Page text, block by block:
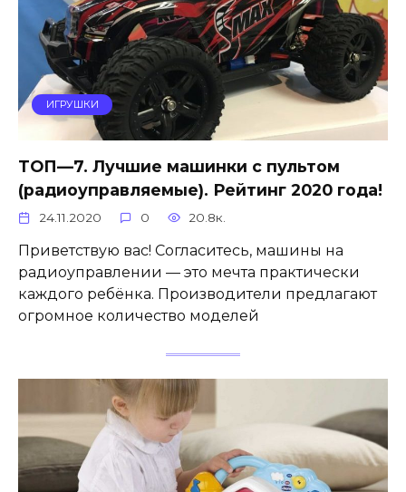
ИГРУШКИ
ТОП—7. Лучшие машинки с пультом
(радиоуправляемые). Рейтинг 2020 года!
24.11.2020 0 20.8к.
Приветствую вас! Согласитесь, машины на
радиоуправлении — это мечта практически
каждого ребёнка. Производители предлагают
огромное количество моделей